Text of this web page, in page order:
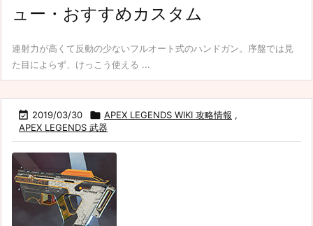
ュー・おすすめカスタム
連射力が高くて反動の少ないフルオート式のハンドガン。序盤では見
た目によらず、けっこう使える ...
 2019/03/30  APEX LEGENDS WIKI 攻略情報 ,
APEX LEGENDS 武器